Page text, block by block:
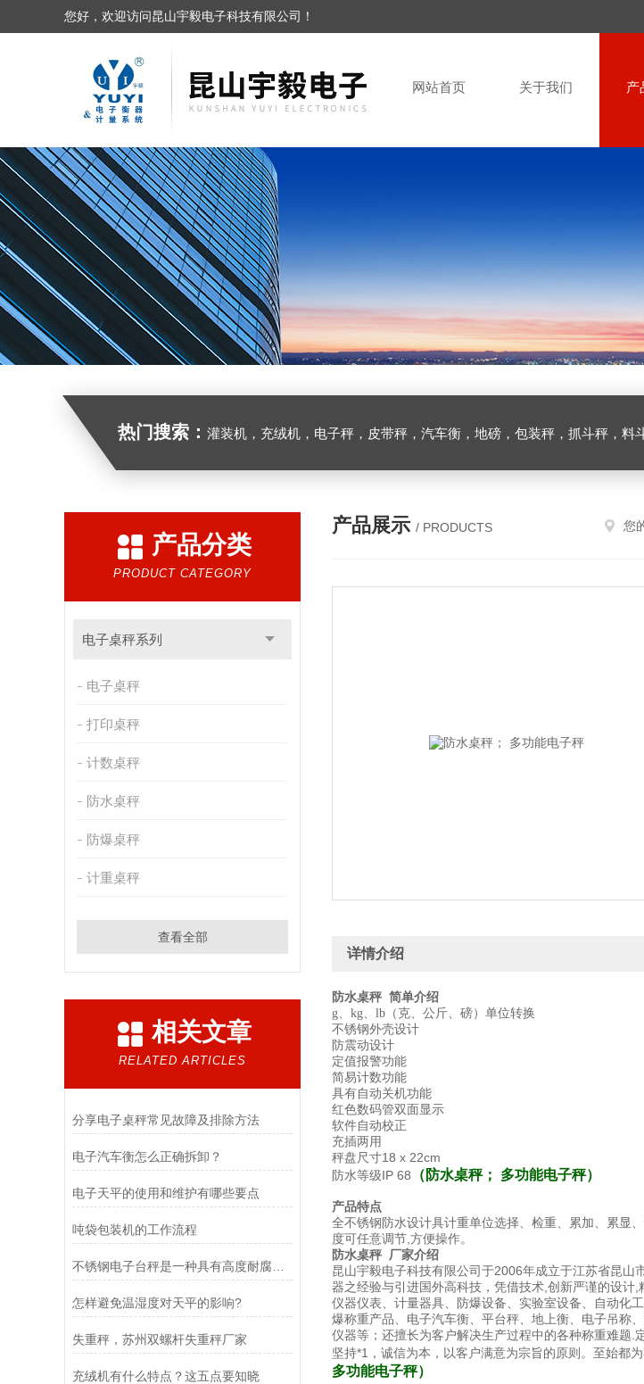
您好，欢迎访问昆山宇毅电子科技有限公司！
网站首页 关于我们 产
热门搜索： 灌装机，充绒机，电子秤，皮带秤，汽车衡，地磅，包装秤，抓斗秤，料
产品分类
PRODUCT CATEGORY
电子桌秤系列
电子桌秤
打印桌秤
计数桌秤
防水桌秤
防爆桌秤
计重桌秤
查看全部
相关文章
RELATED ARTICLES
​分享电子桌秤常见故障及排除方法
电子汽车衡怎么正确拆卸？
电子天平的使用和维护有哪些要点
吨袋包装机的工作流程
不锈钢电子台秤是一种具有高度耐腐蚀性和精确称重能力的设备
怎样避免温湿度对天平的影响?
失重秤，苏州双螺杆失重秤厂家
充绒机有什么特点？这五点要知晓
产品展示 / PRODUCTS 您
详情介绍
防水桌秤 简单介绍
g、kg、lb（克、公斤、磅）单位转换
不锈钢外壳设计
防震动设计
定值报警功能
简易计数功能
具有自动关机功能
红色数码管双面显示
软件自动校正
充插两用
秤盘尺寸18 x 22cm
防水等级IP 68 （ 防水桌秤； 多功能电子秤）
产品特点
全不锈钢防水设计具计重单位选择、检重、累加、累显
度可任意调节,方便操作。
防水桌秤 厂家介绍
昆山宇毅电子科技有限公司于2006年成立于江苏省昆
器之经验与引进国外高科技，凭借技术,创新严谨的设
仪器仪表、计量器具、防爆设备、实验室设备、自动化
爆称重产品、电子汽车衡、平台秤、地上衡、电子吊称
仪器等；还擅长为客户解决生产过程中的各种称重难题.
坚持*1，诚信为本，以客户满意为宗旨的原则。至始都
多功能电子秤）